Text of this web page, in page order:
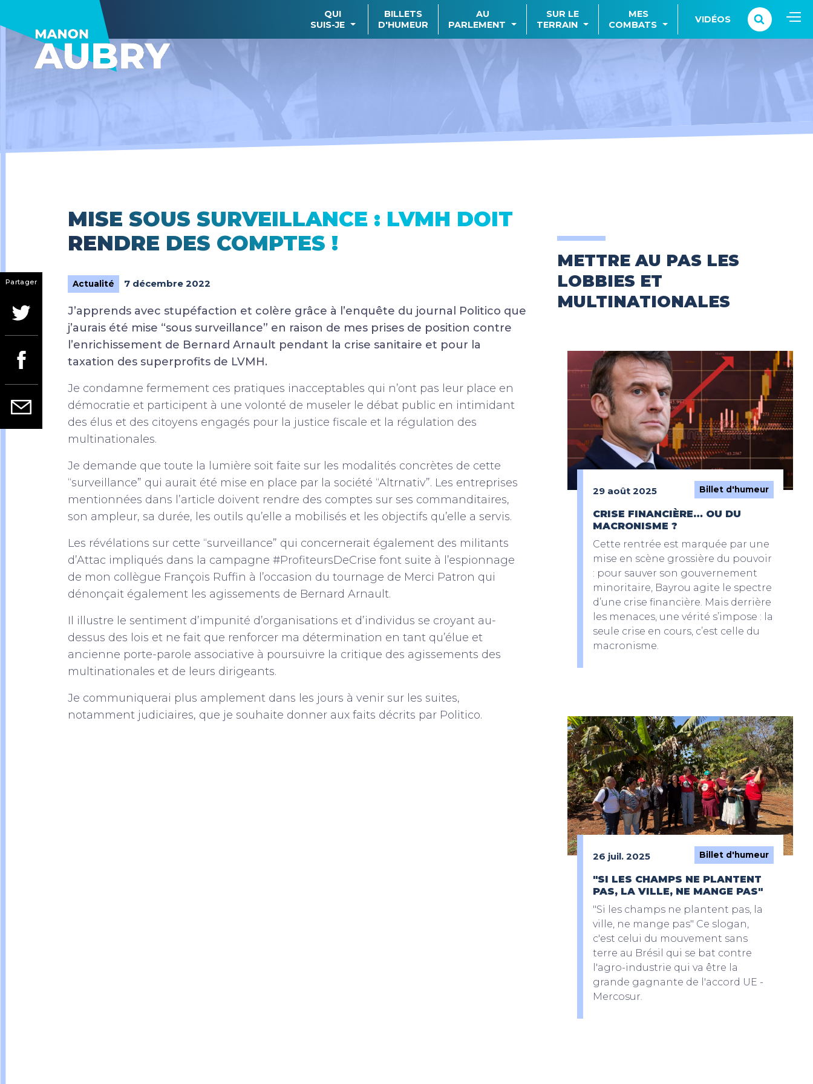
QUI
SUIS-JE
BILLETS
D'HUMEUR
AU
PARLEMENT
SUR LE
TERRAIN
MES
COMBATS
VIDÉOS
Partager
MISE SOUS SURVEILLANCE : LVMH DOIT
RENDRE DES COMPTES !
Actualité 7 décembre 2022
J’apprends avec stupéfaction et colère grâce à l’enquête du journal Politico que
j’aurais été mise “sous surveillance” en raison de mes prises de position contre
l’enrichissement de Bernard Arnault pendant la crise sanitaire et pour la
taxation des superprofits de LVMH.
Je condamne fermement ces pratiques inacceptables qui n’ont pas leur place en
démocratie et participent à une volonté de museler le débat public en intimidant
des élus et des citoyens engagés pour la justice fiscale et la régulation des
multinationales.
Je demande que toute la lumière soit faite sur les modalités concrètes de cette
“surveillance” qui aurait été mise en place par la société “Altrnativ”. Les entreprises
mentionnées dans l’article doivent rendre des comptes sur ses commanditaires,
son ampleur, sa durée, les outils qu’elle a mobilisés et les objectifs qu’elle a servis.
Les révélations sur cette “surveillance” qui concernerait également des militants
d’Attac impliqués dans la campagne #ProfiteursDeCrise font suite à l’espionnage
de mon collègue François Ruffin à l’occasion du tournage de Merci Patron qui
dénonçait également les agissements de Bernard Arnault.
Il illustre le sentiment d’impunité d’organisations et d’individus se croyant au-
dessus des lois et ne fait que renforcer ma détermination en tant qu’élue et
ancienne porte-parole associative à poursuivre la critique des agissements des
multinationales et de leurs dirigeants.
Je communiquerai plus amplement dans les jours à venir sur les suites,
notamment judiciaires, que je souhaite donner aux faits décrits par Politico.
METTRE AU PAS LES
LOBBIES ET
MULTINATIONALES
29 août 2025 Billet d'humeur
CRISE FINANCIÈRE… OU DU
MACRONISME ?
Cette rentrée est marquée par une
mise en scène grossière du pouvoir
: pour sauver son gouvernement
minoritaire, Bayrou agite le spectre
d’une crise financière. Mais derrière
les menaces, une vérité s’impose : la
seule crise en cours, c’est celle du
macronisme.
26 juil. 2025 Billet d'humeur
"SI LES CHAMPS NE PLANTENT
PAS, LA VILLE, NE MANGE PAS"
"Si les champs ne plantent pas, la
ville, ne mange pas" Ce slogan,
c'est celui du mouvement sans
terre au Brésil qui se bat contre
l'agro-industrie qui va être la
grande gagnante de l'accord UE -
Mercosur.